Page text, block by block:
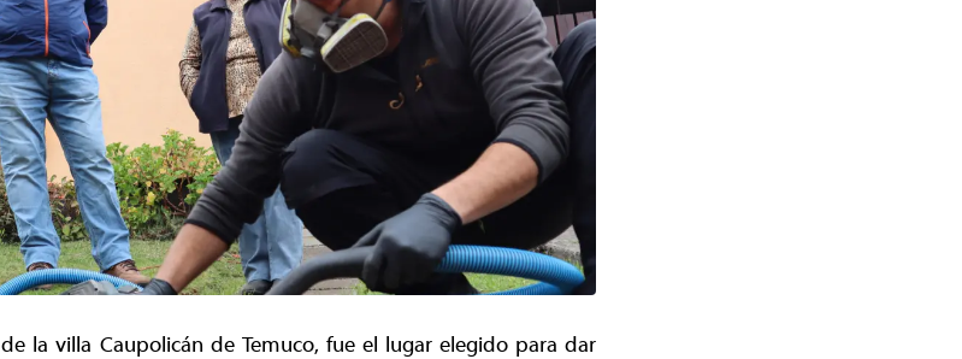
la villa Caupolicán de Temuco, fue el lugar elegido para dar